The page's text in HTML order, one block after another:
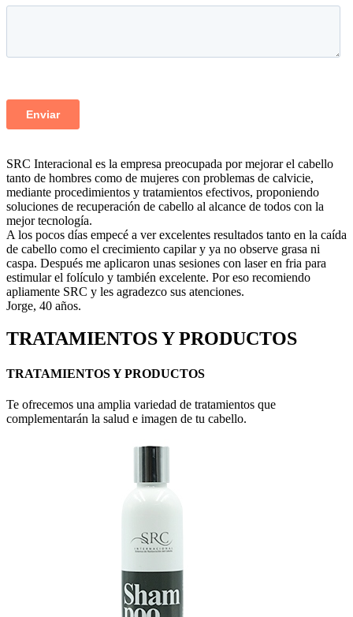
SRC Interacional es la empresa preocupada por mejorar el cabello
tanto de hombres como de mujeres con problemas de calvicie,
mediante procedimientos y tratamientos efectivos, proponiendo
soluciones de recuperación de cabello al alcance de todos con la
mejor tecnología.
A los pocos días empecé a ver excelentes resultados tanto en la caída
de cabello como el crecimiento capilar y ya no observe grasa ni
caspa. Después me aplicaron unas sesiones con laser en fria para
estimular el folículo y también excelente. Por eso recomiendo
apliamente SRC y les agradezco sus atenciones.
Jorge, 40 años.
TRATAMIENTOS Y PRODUCTOS
TRATAMIENTOS Y PRODUCTOS
Te ofrecemos una amplia variedad de tratamientos que
complementarán la salud e imagen de tu cabello.